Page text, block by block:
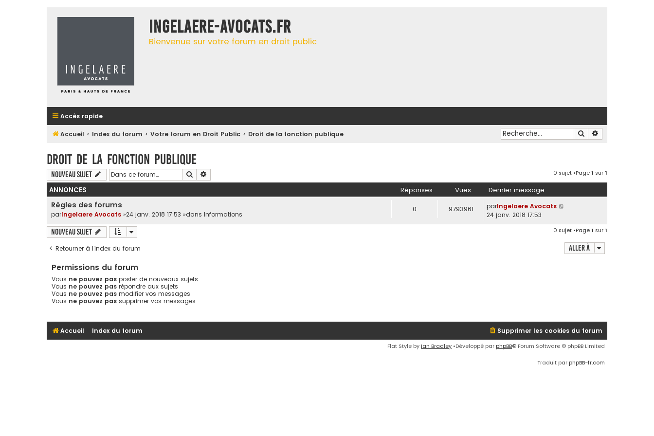
INGELAERE-AVOCATS.FR
Bienvenue sur votre forum en droit public
Accès rapide
Accueil Index du forum Votre forum en Droit Public Droit de la fonction publique Rechercher
Droit de la fonction publique
Nouveau sujet Rechercher 0 sujet •Page1 sur1
ANNONCES Réponses Vues Dernier message
Règles des forums
parIngelaere Avocats »24 janv. 2018 17:53 »dans Informations
0 9793961 parIngelaere Avocats
24 janv. 2018 17:53
Nouveau sujet 0 sujet •Page1 sur1
Retourner à l’index du forum Aller à
Permissions du forum
Vous ne pouvez pas poster de nouveaux sujets
Vous ne pouvez pas répondre aux sujets
Vous ne pouvez pas modifier vos messages
Vous ne pouvez pas supprimer vos messages
Accueil Index du forum Supprimer les cookies du forum
Flat Style by Ian Bradley •Développé par phpBB® Forum Software © phpBB Limited
Traduit par phpBB-fr.com